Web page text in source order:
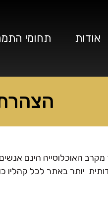
אודות תחומי
יותר באתר לכל קהליו